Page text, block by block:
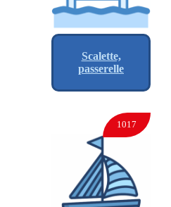
Scalette,
passerelle
1017